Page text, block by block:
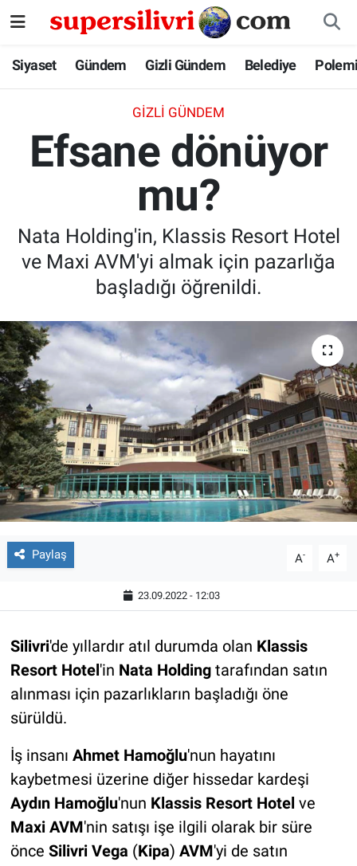
Siyaset Gündem Gizli Gündem Belediye
GIZLI GÜNDEM
Efsane dönüyor
mu?
Nata Holding'in, Klassis Resort Hotel
ve Maxi AVM'yi almak için pazarlığa
başladığı öğrenildi.
Paylaş A- A+
23.09.2022 - 12:03
Silivri'de yıllardır atıl durumda olan Klassis
Resort Hotel'in Nata Holding tarafından satın
alınması için pazarlıkların başladığı öne
sürüldü.
İş insanı Ahmet Hamoğlu'nun hayatını
kaybetmesi üzerine diğer hissedar kardeşi
Aydın Hamoğlu'nun Klassis Resort Hotel ve
Maxi AVM'nin satışı işe ilgili olarak bir süre
önce Silivri Vega (Kipa) AVM'yi de satın
Siyaset
Gizli Gündem
İstanbul Nöbetçi Eczaneler
İstanbul Hava Durumu
İstanbul Namaz Vakitleri
İstanbul Trafik Yoğunluk Haritası
Tüm Manşetler
Haber Arşivi